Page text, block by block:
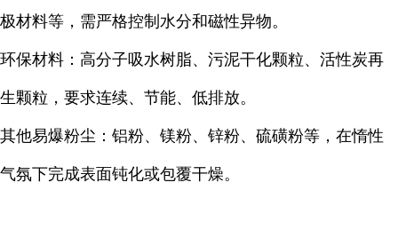
极材料等，需严格控制水分和磁性异物。
环保材料：高分子吸水树脂、污泥干化颗粒、活性炭再
生颗粒，要求连续、节能、低排放。
其他易爆粉尘：铝粉、镁粉、锌粉、硫磺粉等，在惰性
气氛下完成表面钝化或包覆干燥。